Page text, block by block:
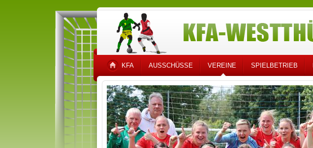
KFA AUSSCHÜSSE VEREINE SPIELBETRIEB